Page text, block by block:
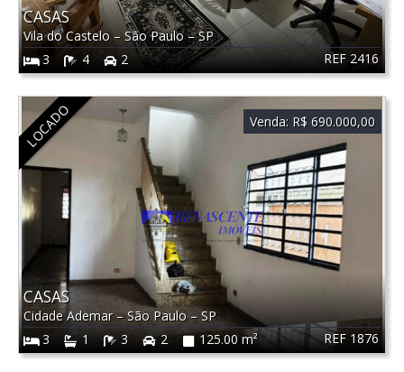
REF 2416
CASAS
Vila do Castelo– São Paulo–SP
3
4 2
LOCADO
REF 1876
CASAS
Cidade Ademar–São Paulo – SP
3
1 3 2 125.00 m²
Venda: R$ 690.000,00